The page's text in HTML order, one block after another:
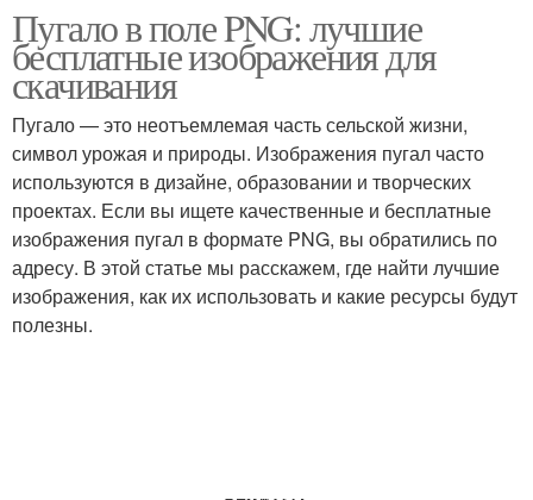
Пугало в поле PNG: лучшие
бесплатные изображения для
скачивания
Пугало — это неотъемлемая часть сельской жизни,
символ урожая и природы. Изображения пугал часто
используются в дизайне, образовании и творческих
проектах. Если вы ищете качественные и бесплатные
изображения пугал в формате PNG, вы обратились по
адресу. В этой статье мы расскажем, где найти лучшие
изображения, как их использовать и какие ресурсы будут
полезны.